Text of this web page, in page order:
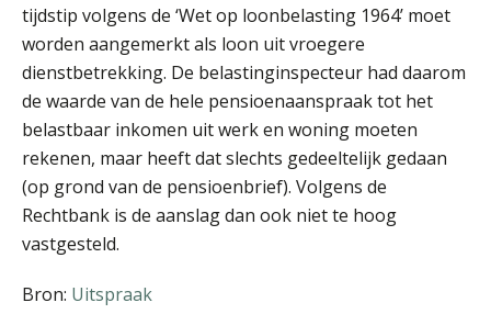
tijdstip volgens de ‘Wet op loonbelasting 1964’ moet
worden aangemerkt als loon uit vroegere
dienstbetrekking. De belastinginspecteur had daarom
de waarde van de hele pensioenaanspraak tot het
belastbaar inkomen uit werk en woning moeten
rekenen, maar heeft dat slechts gedeeltelijk gedaan
(op grond van de pensioenbrief). Volgens de
Rechtbank is de aanslag dan ook niet te hoog
vastgesteld.
Bron: Uitspraak
Michiel Pouwels
Kirsten Roskam